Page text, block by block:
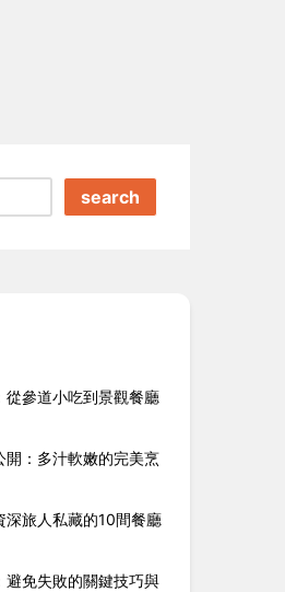
search
從參道小吃到景觀餐廳
開：多汁軟嫩的完美烹
深旅人私藏的10間餐廳
避免失敗的關鍵技巧與